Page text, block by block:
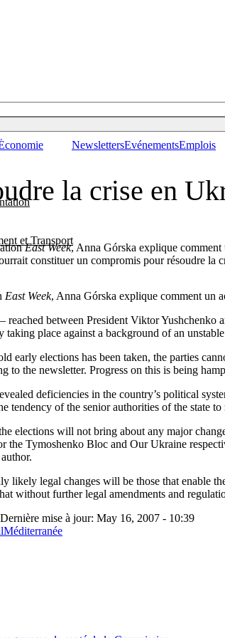
et Transport
NewslettersEvénementsEmplois
la crise en
East Week, Anna Górska explique comment
constituer un compromis pour résoudre la
East Week, Anna Górska explique comment un
reached between President Viktor
taking place against a background of an
early elections has been taken, the parties
to the newsletter. Progress on this is being
deficiencies in the country’s political
tendency of the senior authorities of the state
elections will not bring about any major
the Tymoshenko Bloc and Our Ukraine
likely legal changes will be those that enable
without further legal amendments and
Dernière mise à jour: May 16, 2007 - 10:39
Méditerranée